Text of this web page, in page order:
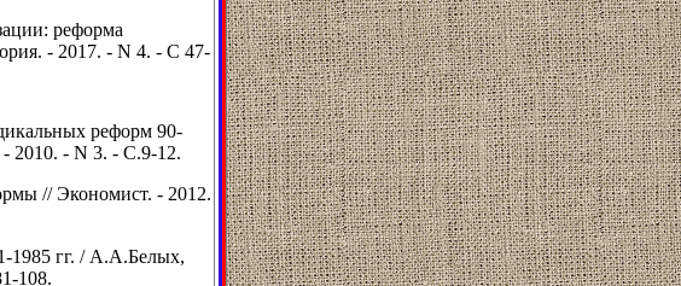
реформа
- 2017. - N 4. - С 47-
реформ 90-
2010. - N 3. - С.9-12.
// Экономист. - 2012.
гг. / А.А.Белых,
108.